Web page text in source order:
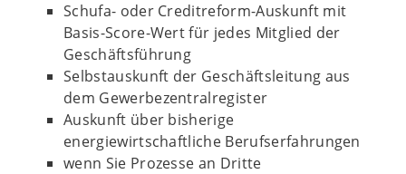
Schufa- oder Creditreform-Auskunft mit
Basis-Score-Wert für jedes Mitglied der
Geschäftsführung
Selbstauskunft der Geschäftsleitung aus
dem Gewerbezentralregister
Auskunft über bisherige
energiewirtschaftliche Berufserfahrungen
wenn Sie Prozesse an Dritte